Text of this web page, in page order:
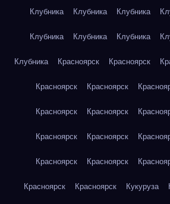
Клубника Клубника Клубника
Клубника Клубника Клубника
Клубника Красноярск Красноярск
Красноярск Красноярск
Красноярск Красноярск
Красноярск Красноярск
Красноярск Красноярск
Красноярск Красноярск Кукуруза